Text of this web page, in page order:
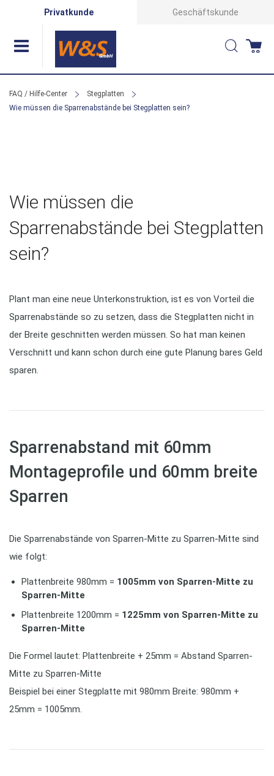
Privatkunde Geschäftskunde
Suche
FAQ / Hilfe-Center
Stegplatten
Wie müssen die Sparrenabstände bei Stegplatten sein?
Wie müssen die
Sparrenabstände bei Stegplatten
sein?
Plant man eine neue Unterkonstruktion, ist es von Vorteil die
Sparrenabstände so zu setzen, dass die Stegplatten nicht in
der Breite geschnitten werden müssen. So hat man keinen
Verschnitt und kann schon durch eine gute Planung bares Geld
sparen.
Sparrenabstand mit 60mm
Montageprofile und 60mm breite
Sparren
Die Sparrenabstände von Sparren-Mitte zu Sparren-Mitte sind
wie folgt:
Plattenbreite 980mm = 1005mm von Sparren-Mitte zu
Sparren-Mitte
Plattenbreite 1200mm = 1225mm von Sparren-Mitte zu
Sparren-Mitte
Die Formel lautet: Plattenbreite + 25mm = Abstand Sparren-
Mitte zu Sparren-Mitte
Beispiel bei einer Stegplatte mit 980mm Breite: 980mm +
25mm = 1005mm.